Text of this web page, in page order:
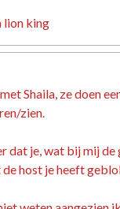
lion king
Shaila, ze doen
zien.
dat je, wat bij mij
de host je heeft